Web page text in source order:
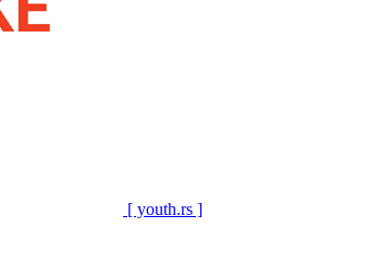
[ youth.rs ]